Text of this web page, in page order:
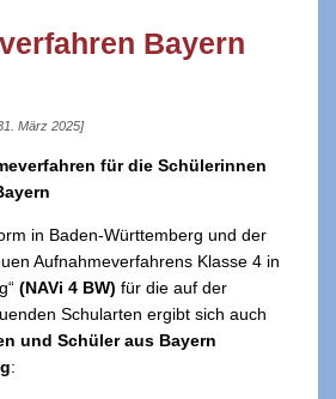
Bayern
März 2025]
für die Schülerinnen
in Baden-Württemberg und der
Aufnahmeverfahrens Klasse 4 in
(NAVi 4 BW) für die auf der
Schularten ergibt sich auch
und Schüler aus Bayern
: